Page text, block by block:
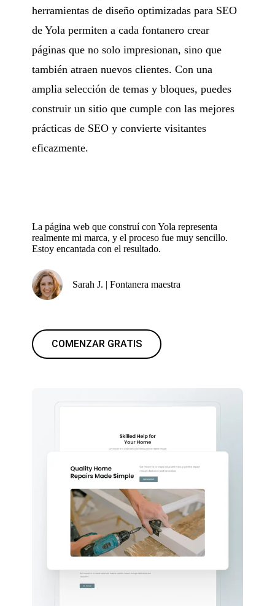
herramientas de diseño optimizadas para SEO
de Yola permiten a cada fontanero crear
páginas que no solo impresionan, sino que
también atraen nuevos clientes. Con una
amplia selección de temas y bloques, puedes
construir un sitio que cumple con las mejores
prácticas de SEO y convierte visitantes
eficazmente.
La página web que construí con Yola representa
realmente mi marca, y el proceso fue muy sencillo.
Estoy encantada con el resultado.
Sarah J. | Fontanera maestra
COMENZAR GRATIS